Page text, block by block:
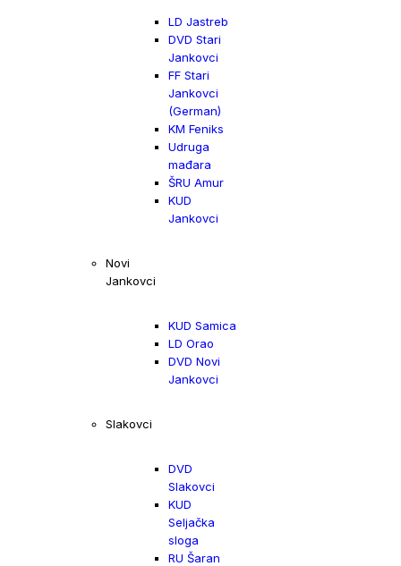
LD Jastreb
DVD Stari
Jankovci
FF Stari
Jankovci
(German)
KM Feniks
Udruga
mađara
ŠRU Amur
KUD
Jankovci
Novi
Jankovci
KUD Samica
LD Orao
DVD Novi
Jankovci
Slakovci
DVD
Slakovci
KUD
Seljačka
sloga
RU Šaran